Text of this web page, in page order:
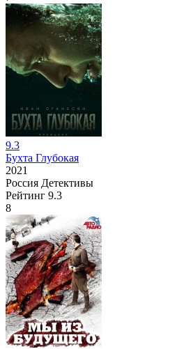
9.3
Бухта Глубокая
2021
Россия Детективы
Рейтинг 9.3
8